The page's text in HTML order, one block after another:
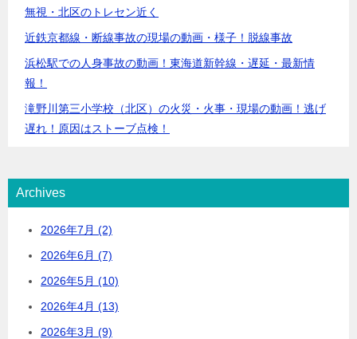
無視・北区のトレセン近く
近鉄京都線・断線事故の現場の動画・様子！脱線事故
浜松駅での人身事故の動画！東海道新幹線・遅延・最新情
報！
滝野川第三小学校（北区）の火災・火事・現場の動画！逃げ
遅れ！原因はストーブ点検！
Archives
2026年7月 (2)
2026年6月 (7)
2026年5月 (10)
2026年4月 (13)
2026年3月 (9)